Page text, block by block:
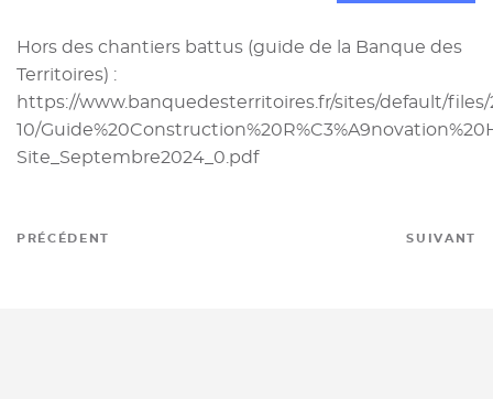
Hors des chantiers battus (guide de la Banque des
Territoires) :
https://www.banquedesterritoires.fr/sites/default/files/
10/
Site_Septembre2024_0.pdf
PRÉCÉDENT SUIVANT